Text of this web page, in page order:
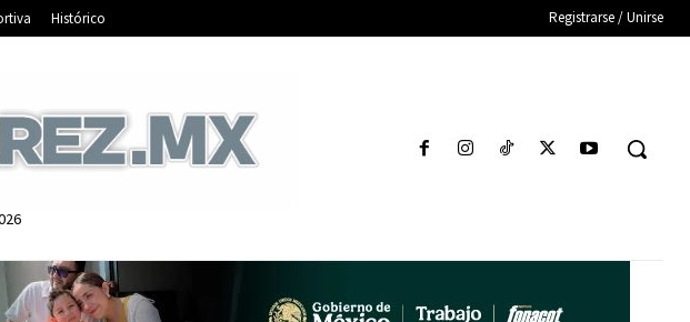
Histórico Registrarse / Unirse